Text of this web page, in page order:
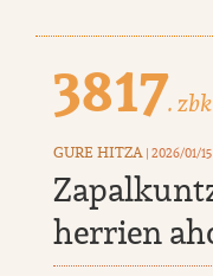
3817. zbk
GURE HITZA | 2026/01/15
herrien